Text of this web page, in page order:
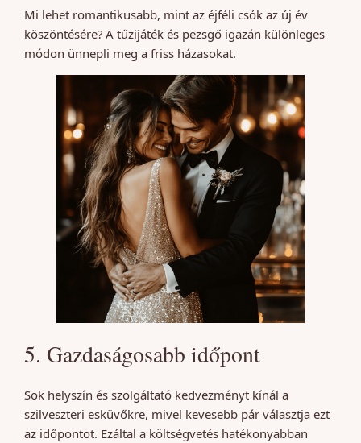
Mi lehet romantikusabb, mint az éjféli csók az új év
köszöntésére? A tűzijáték és pezsgő igazán különleges
módon ünnepli meg a friss házasokat.
5. Gazdaságosabb időpont
Sok helyszín és szolgáltató kedvezményt kínál a
szilveszteri esküvőkre, mivel kevesebb pár választja ezt
az időpontot. Ezáltal a költségvetés hatékonyabban